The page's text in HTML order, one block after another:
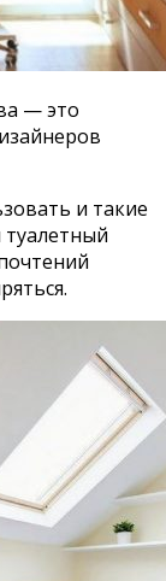
— это
и такие